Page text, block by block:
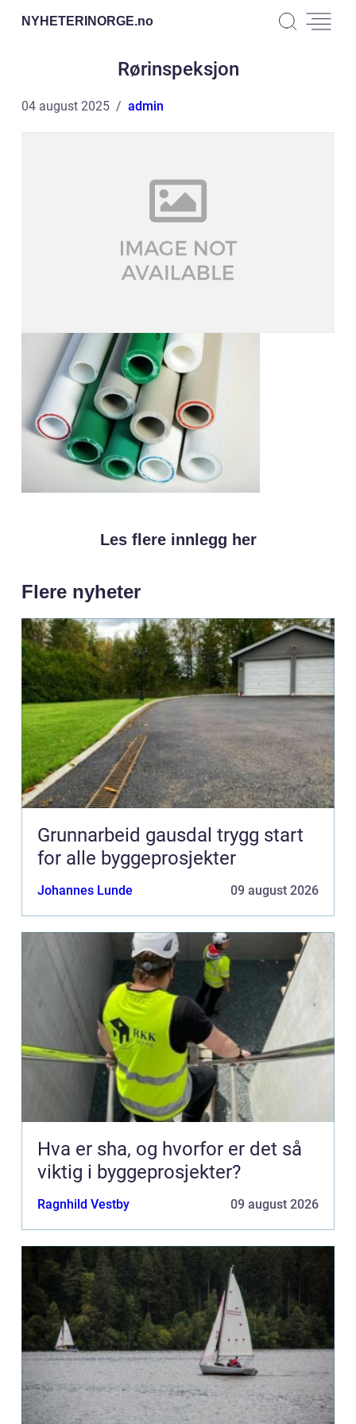
NYHETERINORGE.no
Rørinspeksjon
04 august 2025 admin
Les flere innlegg her
Flere nyheter
Grunnarbeid gausdal trygg start
for alle byggeprosjekter
Johannes Lunde 09 august 2026
Hva er sha, og hvorfor er det så
viktig i byggeprosjekter?
Ragnhild Vestby 09 august 2026